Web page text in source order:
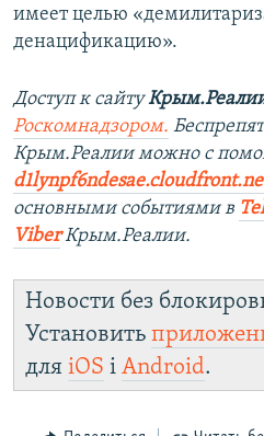
имеет целью
денацификацию».
Доступ к сайту
Роскомнадзором.
Крым.Реалии можно с
основными событиями в
ViberКрым.Реалии.
Новости без
Установить
для iOS і Android.